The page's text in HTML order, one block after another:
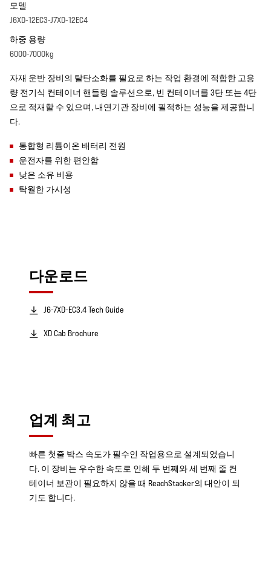
모델
J6XD-12EC3-J7XD-12EC4
하중 용량
6000-7000kg
자재 운반 장비의 탈탄소화를 필요로 하는 작업 환경에 적합한 고용
량 전기식 컨테이너 핸들링 솔루션으로, 빈 컨테이너를 3단 또는 4단
으로 적재할 수 있으며, 내연기관 장비에 필적하는 성능을 제공합니
다.
통합형 리튬이온 배터리 전원
운전자를 위한 편안함
낮은 소유 비용
탁월한 가시성
다운로드
J6-7XD-EC3.4 Tech Guide
XD Cab Brochure
업계 최고
빠른 첫줄 박스 속도가 필수인 작업용으로 설계되었습니
다. 이 장비는 우수한 속도로 인해 두 번째와 세 번째 줄 컨
테이너 보관이 필요하지 않을 때 ReachStacker의 대안이 되
기도 합니다.